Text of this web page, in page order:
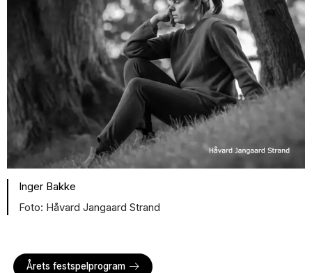
Inger Bakke
Håvard Jangaard Strand
Årets festspelprogram